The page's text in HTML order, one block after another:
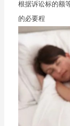
根据诉讼标的额
的必要程